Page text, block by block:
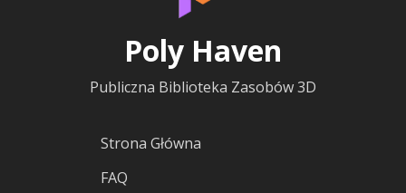
Poly Haven
Publiczna Biblioteka Zasobów 3D
Strona Główna
FAQ